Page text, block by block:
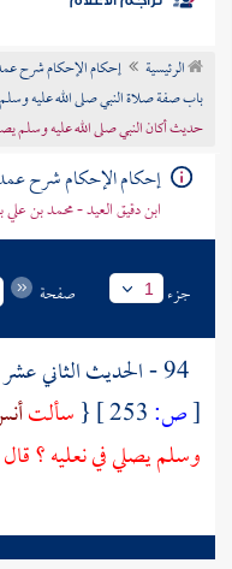
موضوعي
تراجم الأعلام
الرئيسية إحكام الإحكام شرح
باب صفة صلاة النبي صلى الله عليه وسلم
حديث أكان النبي صلى الله عليه وسلم
إحكام الإحكام شرح
ابن دقيق العيد - محمد بن
جزء 1 صفحة
[ص: {سألت
وسلم يصلي في نعليه ؟